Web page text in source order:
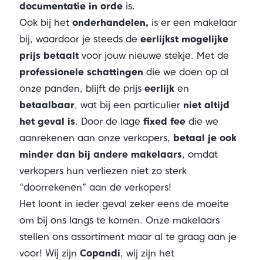
documentatie in ordeis.
Ook bij het onderhandelen, is er een makelaar
bij, waardoor je steeds de eerlijkst mogelijke
prijs betaaltvoor jouw nieuwe stekje. Met de
professionele schattingen die we doen op al
onze panden, blijft de prijs eerlijken
betaalbaar, wat bij een particulier niet altijd
het geval is. Door de lage fixed feedie we
aanrekenen aan onze verkopers, betaal je ook
minder dan bij andere makelaars, omdat
verkopers hun verliezen niet zo sterk
“doorrekenen” aan de verkopers!
Het loont in ieder geval zeker eens de moeite
om bij ons langs te komen. Onze makelaars
stellen ons assortiment maar al te graag aan je
voor! Wij zijn Copandi, wij zijn het